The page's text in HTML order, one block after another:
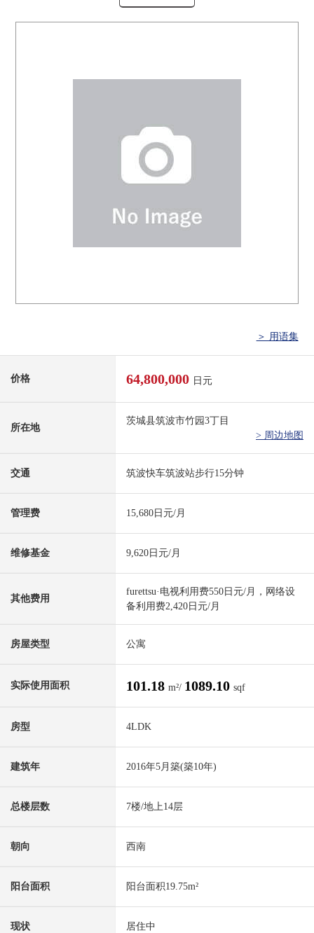
＞ 用语集
价格 64,800,000 日元
所在地
茨城县筑波市竹园3丁目
> 周边地图
交通 筑波快车筑波站步行15分钟
管理费 15,680日元/月
维修基金 9,620日元/月
其他费用
furettsu·电视利用费550日元/月，网络设
备利用费2,420日元/月
房屋类型 公寓
实际使用面积 101.18 m²/ 1089.10 sqf
房型 4LDK
建筑年 2016年5月築(築10年)
总楼层数 7楼/地上14层
朝向 西南
阳台面积 阳台面积19.75m²
现状 居住中